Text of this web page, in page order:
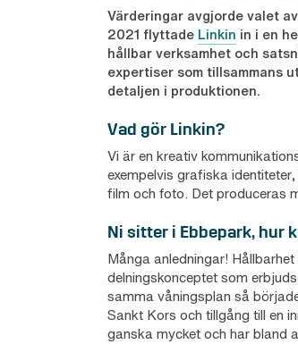
Värderingar avgjorde valet
2021 flyttade Linkin in i en
hållbar verksamhet och
expertiser som tillsammans
detaljen i produktionen.
Vad gör Linkin?
Vi är en kreativ
exempelvis grafiska
film och foto. Det produceras
Ni sitter i Ebbepark, hur
Många anledningar!
delningskonceptet som
samma våningsplan så
Sankt Kors och tillgång till en
ganska mycket och har bland